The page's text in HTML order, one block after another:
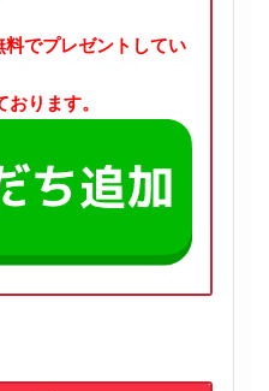
でプレゼントしてい
ります。